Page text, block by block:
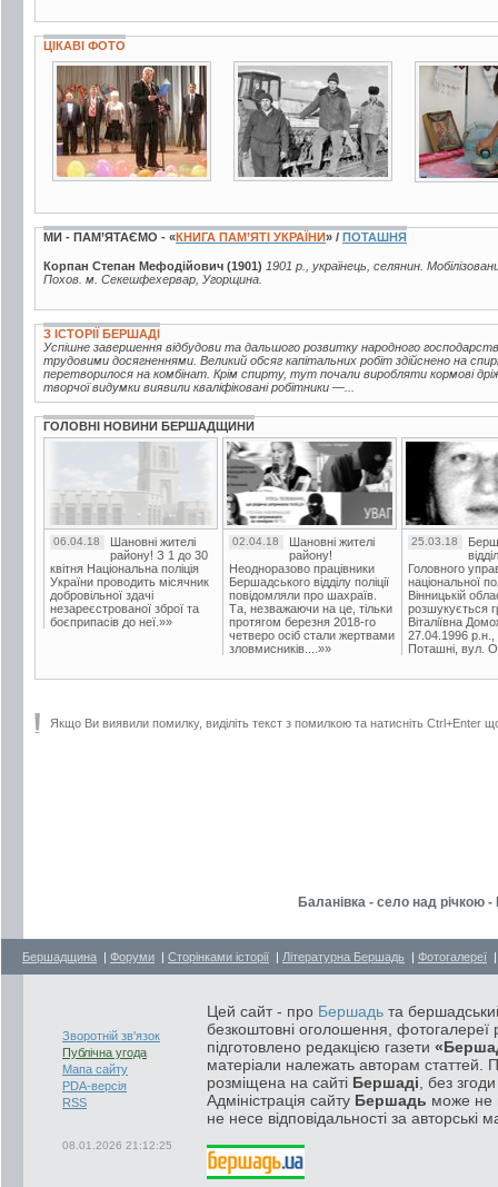
ЦІКАВІ ФОТО
2 фото 8 фото
МИ - ПАМ’ЯТАЄМО - «КНИГА ПАМ’ЯТІ УКРАЇНИ» / ПОТАШНЯ
Корпан Степан Мефодійович (1901) 1901 р., українець, селянин.
Похов. м. Секешфехервар, Угорщина.
З ІСТОРІЇ БЕРШАДІ
Успішне завершення відбудови та дальшого розвитку народного
трудовими досягненнями. Великий обсяг капітальних робіт здійснено на
перетворилося на комбінат. Крім спирту, тут почали виробляти кормові
творчої видумки виявили кваліфіковані робітники —...
ГОЛОВНІ НОВИНИ БЕРШАДЩИНИ
06.04.18
Шановні жителі
району! З 1 до 30
квітня Національна поліція
України проводить місячник
добровільної здачі
незареєстрованої зброї та
боєприпасів до неї.»»
02.04.18
Шановні жителі
району!
Неодноразово працівники
Бершадського відділу поліції
повідомляли про шахраїв.
Та, незважаючи на це, тільки
протягом березня 2018-го
четверо осіб стали жертвами
зловмисників....»»
25.03.18
Головного
національної
Вінницькій
розшукується
Віталіївна
27.04.1996 р.н.,
Поташні, вул.
Якщо Ви виявили помилку, виділіть текст з помилкою та натисніть Ctrl+Enter
Баланівка - село над річкою
Бершадщина | Форуми | Сторінками історії | Літературна Бершадь | Фотогалереї
Зворотній зв'язок
Публічна угода
Мапа сайту
PDA-версія
RSS
08.01.2026 21:12:25
Цей сайт - про Бершадь та
безкоштовні оголошення, фотогалереї
підготовлено редакцією газети
матеріали належать авторам статтей.
розміщена на сайті Бершаді , без
Адміністрація сайту Бершадь може не
не несе відповідальності за авторські